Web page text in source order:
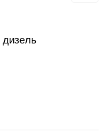
дизель